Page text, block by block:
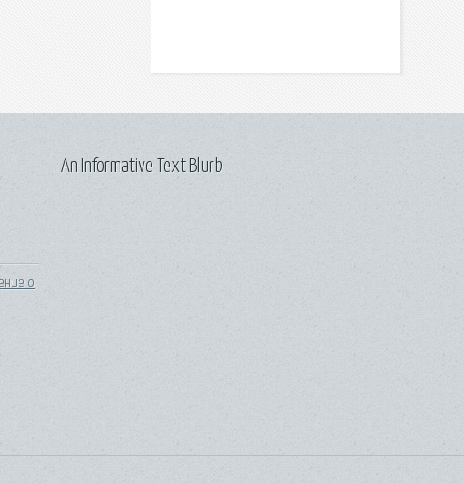
о
An Informative Text Blurb